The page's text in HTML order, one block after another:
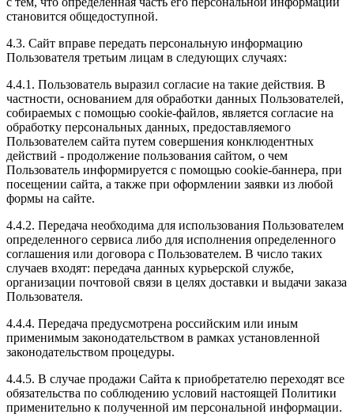
становится общедоступной.
4.3. Сайт вправе передать персональную информацию
Пользователя третьим лицам в следующих случаях:
4.4.1. Пользователь выразил согласие на такие действия. В
частности, основанием для обработки данных Пользователей,
собираемых с помощью cookie-файлов, является согласие на
обработку персональных данных, предоставляемого
Пользователем сайта путем совершения конклюдентных
действий - продолжение пользования сайтом, о чем
Пользователь информируется с помощью cookie-баннера, при
посещении сайта, а также при оформлении заявки из любой
формы на сайте.
4.4.2. Передача необходима для использования Пользователем
определенного сервиса либо для исполнения определенного
соглашения или договора с Пользователем. В число таких
случаев входят: передача данных курьерской службе,
организации почтовой связи в целях доставки и выдачи заказа
Пользователя.
4.4.4. Передача предусмотрена российским или иным
применимым законодательством в рамках установленной
законодательством процедуры.
4.4.5. В случае продажи Сайта к приобретателю переходят все
обязательства по соблюдению условий настоящей Политики
применительно к полученной им персональной информации.